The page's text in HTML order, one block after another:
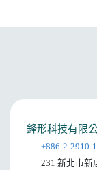
鋒形科技有限
+886-2-2910-
231 新北市新